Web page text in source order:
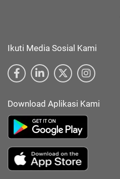
Ikuti Media Sosial Kami
Download Aplikasi Kami